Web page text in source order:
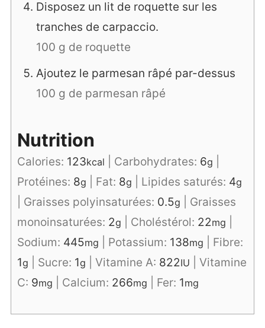
Disposez un lit de roquette sur les
tranches de carpaccio.
100 g de roquette
Ajoutez le parmesan râpé par-dessus
100 g de parmesan râpé
Nutrition
Calories: 123kcal Carbohydrates: 6g
Protéines: 8g Fat: 8g Lipides saturés: 4g
Graisses polyinsaturées: 0.5g
Graisses
monoinsaturées: 2g Choléstérol: 22mg
Sodium: 445mg Potassium: 138mg
Fibre:
1g Sucre: 1g Vitamine A: 822IU
Vitamine
C: 9mg Calcium: 266mg Fer: 1mg